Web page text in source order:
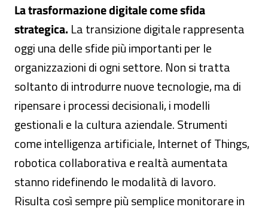
La trasformazione digitale come sfida
strategica. La transizione digitale rappresenta
oggi una delle sfide più importanti per le
organizzazioni di ogni settore. Non si tratta
soltanto di introdurre nuove tecnologie, ma di
ripensare i processi decisionali, i modelli
gestionali e la cultura aziendale. Strumenti
come intelligenza artificiale, Internet of Things,
robotica collaborativa e realtà aumentata
stanno ridefinendo le modalità di lavoro.
Risulta così sempre più semplice monitorare in